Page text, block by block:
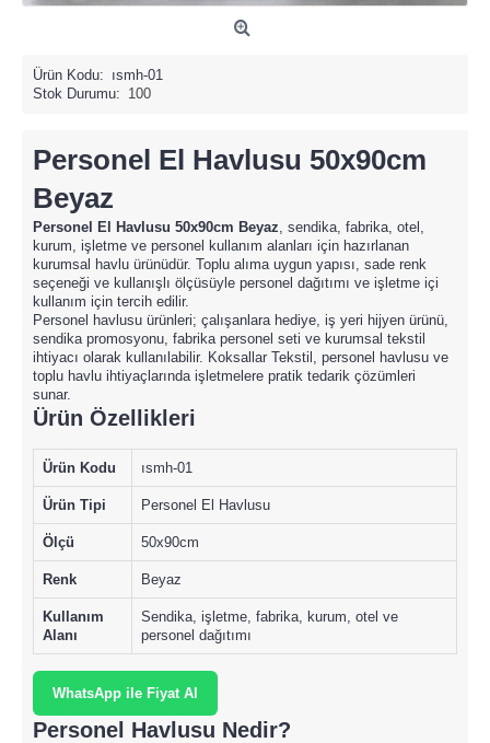
Ürün Kodu: ısmh-01
Stok Durumu: 100
Personel El Havlusu 50x90cm
Beyaz
Personel El Havlusu 50x90cm Beyaz, sendika, fabrika, otel,
kurum, işletme ve personel kullanım alanları için hazırlanan
kurumsal havlu ürünüdür. Toplu alıma uygun yapısı, sade renk
seçeneği ve kullanışlı ölçüsüyle personel dağıtımı ve işletme içi
kullanım için tercih edilir.
Personel havlusu ürünleri; çalışanlara hediye, iş yeri hijyen ürünü,
sendika promosyonu, fabrika personel seti ve kurumsal tekstil
ihtiyacı olarak kullanılabilir. Koksallar Tekstil, personel havlusu ve
toplu havlu ihtiyaçlarında işletmelere pratik tedarik çözümleri
sunar.
Ürün Özellikleri
Ürün Kodu ısmh-01
Ürün Tipi Personel El Havlusu
Ölçü 50x90cm
Renk Beyaz
Kullanım
Alanı
Sendika, işletme, fabrika, kurum, otel ve
personel dağıtımı
WhatsApp ile Fiyat Al
Personel Havlusu Nedir?